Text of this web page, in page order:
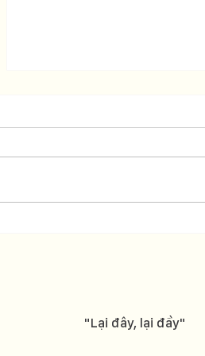
"Lại đây, lại đầy"